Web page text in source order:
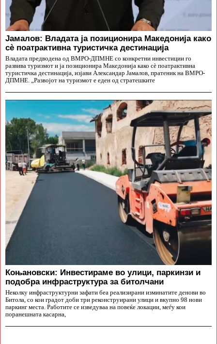
Јамалов: Владата ја позиционира Македонија како
сè поатрактивна туристичка дестинација
Владата предводена од ВМРО-ДПМНЕ со конкретни инвестиции го
развива туризмот и ја позиционира Македонија како сè поатрактивна
туристичка дестинација, изјави Александар Јамалов, пратеник на ВМРО-
ДПМНЕ. „Развојот на туризмот е еден од стратешките
Коњановски: Инвестираме во улици, паркинзи и
подобра инфраструктура за битолчани
Неколку инфраструктурни зафати беа реализирани изминатите денови во
Битола, со кои градот доби три реконструирани улици и вкупно 98 нови
паркинг места. Работите се изведуваа на повеќе локации, меѓу кои
поранешната касарна,